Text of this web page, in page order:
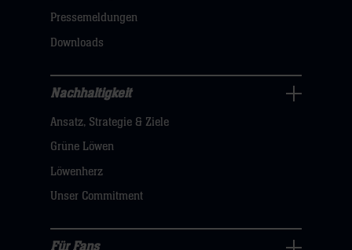
dann
hier
Pressemeldungen
Downloads
Nachhaltigkeit
Navigation
öffnen,
dann
klicken
hier
Nachhaltigkeit
Ansatz, Strategie & Ziele
Grüne Löwen
Löwenherz
Unser Commitment
Für Fans